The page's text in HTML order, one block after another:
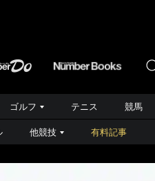
ゴルフ テニス 競馬
他競技 有料記事